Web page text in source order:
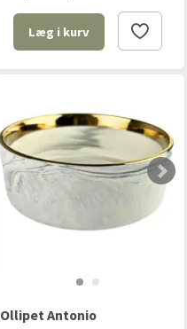
Læg i kurv
Ollipet Antonio